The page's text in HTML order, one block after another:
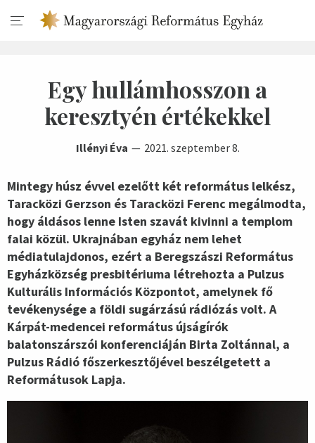
Egy hullámhosszon a
keresztyén értékekkel
Illényi Éva 2021. szeptember 8.
Mintegy húsz évvel ezelőtt két református lelkész,
Taracközi Gerzson és Taracközi Ferenc megálmodta,
hogy áldásos lenne Isten szavát kivinni a templom
falai közül. Ukrajnában egyház nem lehet
médiatulajdonos, ezért a Beregszászi Református
Egyházközség presbitériuma létrehozta a Pulzus
Kulturális Információs Központot, amelynek fő
tevékenysége a földi sugárzású rádiózás volt. A
Kárpát-medencei református újságírók
balatonszárszói konferenciáján Birta Zoltánnal, a
Pulzus Rádió főszerkesztőjével beszélgetett a
Reformátusok Lapja.